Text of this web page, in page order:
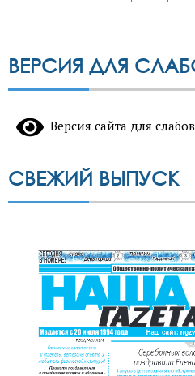
ВЕРСИЯ ДЛЯ
Версия сайта для
СВЕЖИЙ ВЫПУСК